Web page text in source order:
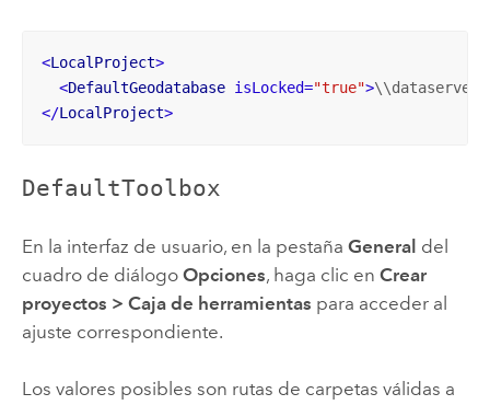
<LocalProject>
<DefaultGeodatabase isLocked="true">
</LocalProject>
DefaultToolbox
En la interfaz de usuario, en la pestaña General del
cuadro de diálogo Opciones, haga clic en Crear
proyectos > Caja de herramientas para acceder al
ajuste correspondiente.
Los valores posibles son rutas de carpetas válidas a